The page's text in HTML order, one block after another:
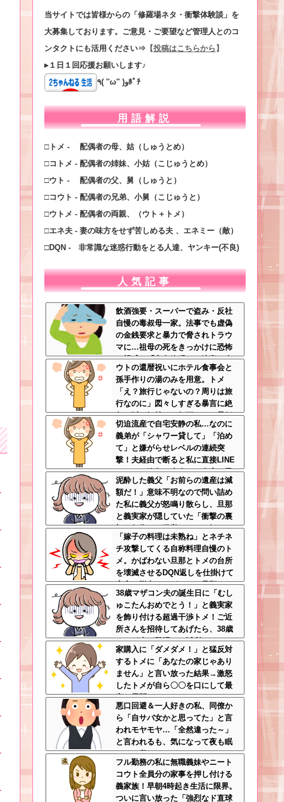
当サイトでは皆様からの「修羅場ネタ・衝撃体験談」を
大募集しております。ご意見・ご要望など管理人とのコ
ンタクトにも活用ください⇒ 【投稿はこちらから 】
▸１日１回応援お願いします♪
٩( ''ω'' )وﾎﾟﾁ
用語解説
□トメ - 配偶者の母、姑（しゅうとめ）
□コトメ - 配偶者の姉妹、小姑（こじゅうとめ）
□ウト - 配偶者の父、舅（しゅうと）
□コウト - 配偶者の兄弟、小舅（こじゅうと）
□ウトメ - 配偶者の両親、（ウト＋トメ）
□エネ夫 - 妻の味方をせず苦しめる夫 、エネミー（敵）
□DQN - 非常識な迷惑行動をとる人達、ヤンキー(不良)
人気記事
飲酒強要・スーパーで盗み・反社
自慢の毒叔母一家。法事でも虚偽
の金銭要求と暴力で脅されトラウ
マに…祖母の死をきっかけに恐怖
の親戚と「永久絶縁」を決意←自
分の身の安全を最優先にして大正
解
ウトの還暦祝いにホテル食事会と
孫手作りの湯のみを用意。トメ
「え？旅行じゃないの？周りは旅
行なのに」図々しすぎる暴言に絶
句←孫の気持ちを無下にする最低
ババア
切迫流産で自宅安静の私…なのに
義弟が「シャワー貸して」「泊め
て」と嫌がらせレベルの連続突
撃！夫経由で断ると私に直接LINE
してきて絶句←大人しく自宅の風
呂に入れよ
泥酔した義父「お前らの遺産は減
額だ！」意味不明なので問い詰め
た私に義父が怒鳴り散らし、旦那
と義実家が隠していた「衝撃の裏
切り行為」が発覚ｗｗｗ←知らん
間に200万払われてて草
「嫁子の料理は未熟ね」とネチネ
チ攻撃してくる自称料理自慢のト
メ。かばわない旦那とトメの台所
を壊滅させるDQN返しを仕掛けて
実家に脱出←かばわない旦那も一
緒に痛い目見ろ
38歳マザコン夫の誕生日に「むし
ゅこたんおめでとう！」と義実家
を飾り付ける超過干渉トメ！ご近
所さんを招待してあげたら、38歳
メタボ夫が登場して近所のおじい
さんが大爆発する事態に
家購入に「ダメダメ！」と猛反対
するトメに「あなたの家じゃあり
ません」と言い放った結果→激怒
したトメが自ら〇〇を口にして最
高の展開へｗｗｗｗｗｗ
悪口回避＆一人好きの私、同僚か
ら「自サバ女かと思ってた」と言
われモヤモヤ…「全然違った～」
と言われるも、気になって夜も眠
れない私はどこがサバサバ？←ネ
チネチ気にしてる時点で自サバじ
ゃない
フル勤務の私に無職義妹やニート
コウト全員分の家事を押し付ける
義家族！早朝4時起き生活に限界。
ついに言い放った「強烈なド直球